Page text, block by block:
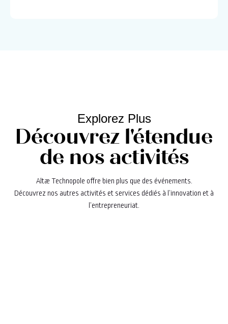
Explorez Plus
Découvrez l'étendue
de nos activités
Altæ Technopole offre bien plus que des événements.
Découvrez nos autres activités et services dédiés à l’innovation et à
l’entrepreneuriat.